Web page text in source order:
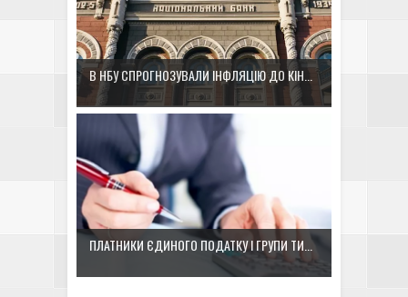
В НБУ СПРОГНОЗУВАЛИ ІНФЛЯЦІЮ ДО КІН...
ПЛАТНИКИ ЄДИНОГО ПОДАТКУ І ГРУПИ ТИ...